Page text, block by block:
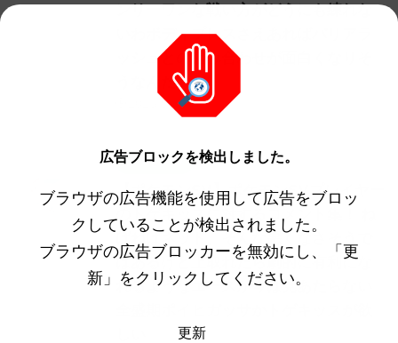
ンリーワンな戦い方がどうにも練れな
いわボディプレスさえあればバリアラ
ッシュとの組み合わせが面白くなりそ
うなんだけど
2023/9/7
ポケモンSV
【ポケモンSV】ポケモンSVプレイヤー
のトゲキッスに対するコメント集！ ね
ばねばネット、そんな悪くなさそうで
はあるけど上取れたら劇的に有利にな
れるようなエースが今は見あたらない
広告ブロックを検出しました。
ブラウザの広告機能を使用して広告をブロッ
クしていることが検出されました。
ブラウザの広告ブロッカーを無効にし、「更
新」をクリックしてください。
更新